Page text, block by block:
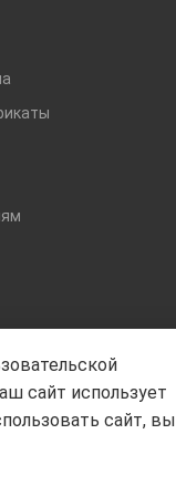
сайт использует
сайт, вы